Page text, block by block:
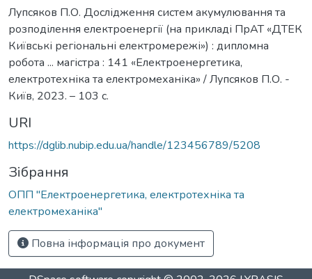
Лупсяков П.О. Дослідження систем акумулювання та
розподілення електроенергії (на прикладі ПрАТ «ДТЕК
Київські регіональні електромережі») : дипломна
робота ... магістра : 141 «Електроенергетика,
електротехніка та електромеханіка» / Лупсяков П.О. -
Київ, 2023. – 103 с.
URI
https://dglib.nubip.edu.ua/handle/123456789/5208
Зібрання
ОПП "Електроенергетика, електротехніка та
електромеханіка"
Повна інформація про документ